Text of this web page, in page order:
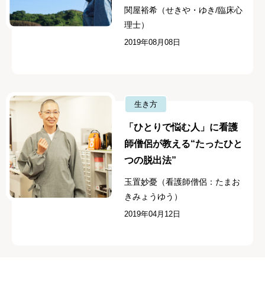
関屋裕希（せきや・ゆき/臨床心
理士）
2019年08月08日
生き方
「ひとりで悩む人」に看護
師僧侶が教える“たったひと
つの脱出法”
玉置妙憂（看護師僧侶：たまお
きみょうゆう）
2019年04月12日